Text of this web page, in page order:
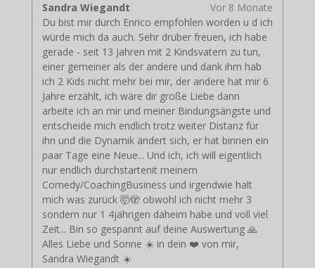
Sandra Wiegandt
Vor 8 Monate
Du bist mir durch Enrico empfohlen worden u d ich
würde mich da auch. Sehr drüber freuen, ich habe
gerade - seit 13 Jahren mit 2 Kindsvatern zu tun,
einer gemeiner als der andere und dank ihm hab
ich 2 Kids nicht mehr bei mir, der andere hat mir 6
Jahre erzählt, ich wäre dir große Liebe dann
arbeite ich an mir und meiner Bindungsängste und
entscheide mich endlich trotz weiter Distanz für
ihn und die Dynamik ändert sich, er hat binnen ein
paar Tage eine Neue... Und ich, ich will eigentlich
nur endlich durchstartenit meinem
Comedy/CoachingBusiness und irgendwie halt
mich was zurück 🤯🫣 obwohl ich nicht mehr 3
sondern nur 1 4jährigen daheim habe und voll viel
Zeit... Bin so gespannt auf deine Auswertung 🙏
Alles Liebe und Sonne ☀️ in dein ❤️ von mir,
Sandra Wiegandt ☀️